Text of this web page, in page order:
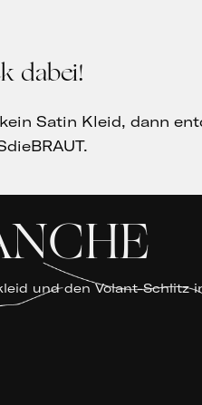
dabei!
Satin Kleid, dann
und den Volant-Schlitz